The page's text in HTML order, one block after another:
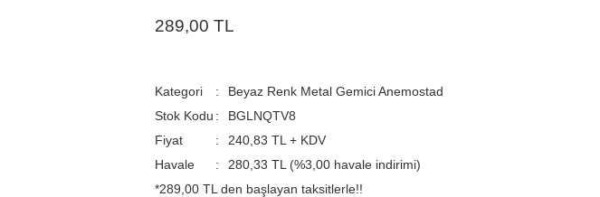
289,00 TL
Kategori
Beyaz Renk Metal Gemici Anemostad
Stok Kodu
BGLNQTV8
Fiyat
240,83 TL + KDV
Havale
280,33 TL (%3,00 havale indirimi)
*289,00 TL den başlayan taksitlerle!!